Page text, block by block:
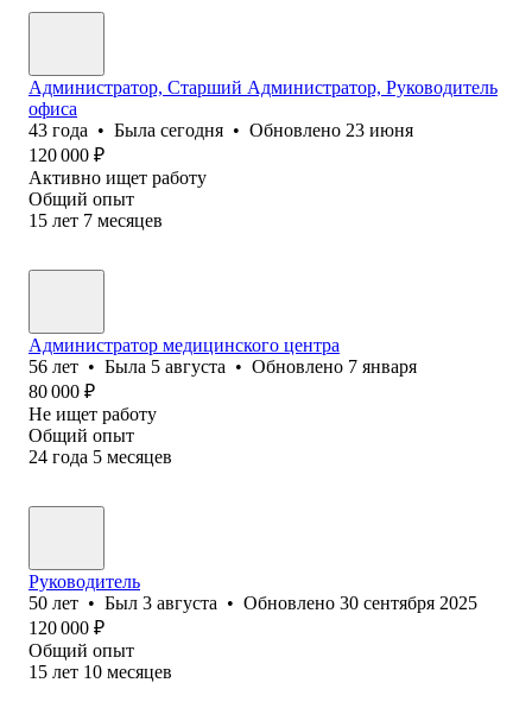
Администратор, Старший Администратор, Руководитель
офиса
43 года • Была сегодня • Обновлено 23 июня
120 000 ₽
Активно ищет работу
Общий опыт
15 лет 7 месяцев
Администратор медицинского центра
56 лет • Была 5 августа • Обновлено 7 января
80 000 ₽
Не ищет работу
Общий опыт
24 года 5 месяцев
Руководитель
50 лет • Был 3 августа • Обновлено 30 сентября 2025
120 000 ₽
Общий опыт
15 лет 10 месяцев